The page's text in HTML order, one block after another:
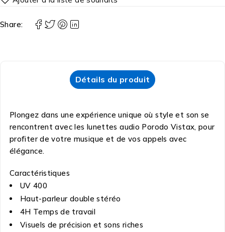
Share:
Détails du produit
Plongez dans une expérience unique où style et son se
rencontrent avec les lunettes audio Porodo Vistax, pour
profiter de votre musique et de vos appels avec
élégance.
Caractéristiques
UV 400
Haut-parleur double stéréo
4H Temps de travail
Visuels de précision et sons riches